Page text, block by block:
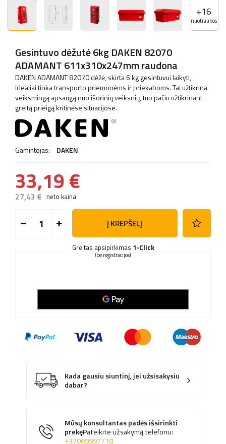
+16
nuotraukos
Gesintuvo dėžutė 6kg DAKEN 82070
ADAMANT 611x310x247mm raudona
DAKEN ADAMANT 82070 dėžė, skirta 6 kg gesintuvui laikyti,
idealiai tinka transporto priemonėms ir priekaboms. Tai užtikrina
veiksmingą apsaugą nuo išorinių veiksnių, tuo pačiu užtikrinant
greitą prieigą kritinėse situacijose.
Gamintojas: DAKEN
33,19 €
27,43 € neto kaina
Į KREPŠELĮ
Greitas apsipirkimas 1-Click
(be registracijos)
Kada gausiu siuntinį, jei užsisakysiu
dabar?
Mūsų konsultantas padės išsirinkti
prekęPateikite užsakymą telefonu:
+37069997718